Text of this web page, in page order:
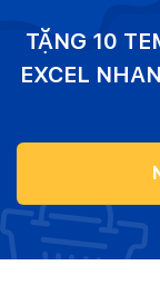
TẶNG 10
EXCEL